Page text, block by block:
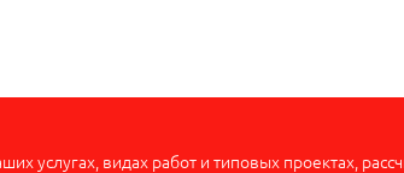
услугах, видах работ и типовых проектах,